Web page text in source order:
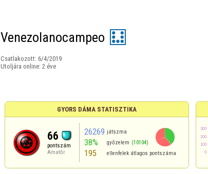
Venezolanocampeo
Csatlakozott: 6/4/2019
Utoljára online: 2 éve
GYORS DÁMA STATISZTIKA
66
pontszám
Amatőr
26269 játszma
38% győzelem (10104)
195 ellenfelek átlagos pontszáma